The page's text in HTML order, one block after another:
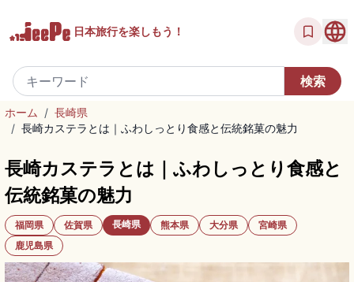
日本旅行を楽しもう！
ホーム / 長崎県
/ 長崎カステラとは｜ふわしっとり食感と伝統銘菓の魅力
長崎カステラとは｜ふわしっとり食感と
伝統銘菓の魅力
福岡県 佐賀県 長崎県 熊本県 大分県
宮崎県
鹿児島県